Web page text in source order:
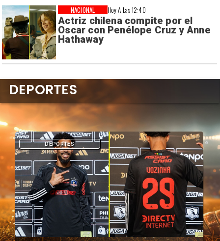
Hoy A Las 12:40
Actriz chilena compite por el
Oscar con Penélope Cruz y Anne
Hathaway
NACIONAL
DEPORTES
DEPORTES